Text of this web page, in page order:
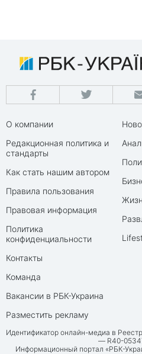
О компании
Редакционная политика и
стандарты
Как стать нашим автором
Правила пользования
Правовая информация
Политика
конфиденциальности
Контакты
Команда
Вакансии в РБК-Украина
Разместить рекламу
Идентификатор онлайн-медиа в
— R40-
Информационный портал «РБК-